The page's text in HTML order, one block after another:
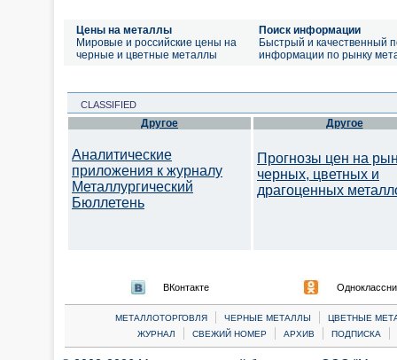
Цены на металлы
Мировые и российские цены на
черные и цветные металлы
Поиск информации
Быстрый и качественный
информации по рынку
CLASSIFIED
Другое
Аналитические
приложения к журналу
Металлургический
Бюллетень
Другое
Прогнозы цен на
черных, цветных и
драгоценных
ВКонтакте
МЕТАЛЛОТОРГОВЛЯ | ЧЕРНЫЕ МЕТАЛЛЫ |
ЦВЕТНЫЕ
ЖУРНАЛ
| СВЕЖИЙ НОМЕР | АРХИВ | ПОДПИСКА |